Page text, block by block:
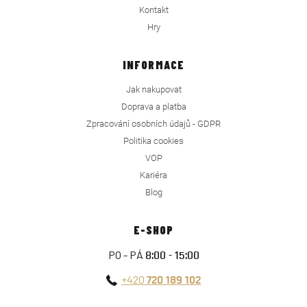
Kontakt
Hry
INFORMACE
Jak nakupovat
Doprava a platba
Zpracování osobních údajů - GDPR
Politika cookies
VOP
Kariéra
Blog
E-SHOP
PO - PÁ 8:00 - 15:00
+420 720 189 102